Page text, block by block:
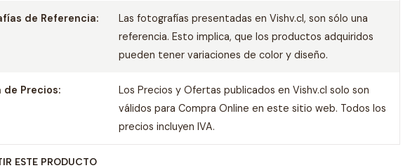
de Referencia:
Las fotografías presentadas en Vishv.cl, son sólo una
referencia. Esto implica, que los productos adquiridos
pueden tener variaciones de color y diseño.
de Precios:
Los Precios y Ofertas publicados en Vishv.cl solo son
válidos para Compra Online en este sitio web. Todos los
precios incluyen IVA.
ESTE PRODUCTO